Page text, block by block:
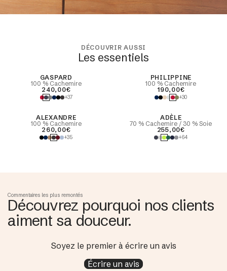
DÉCOUVRIR AUSSI
Les essentiels
GASPARD
100 % Cachemire
240,00€
+37
PHILIPPINE
100 % Cachemire
190,00€
+30
ALEXANDRE
100 % Cachemire
260,00€
+35
ADÈLE
70 % Cachemire / 30 % Soie
255,00€
+64
Commentaires les plus remontés
Découvrez pourquoi nos clients
aiment sa douceur.
Soyez le premier à écrire un avis
Écrire un avis